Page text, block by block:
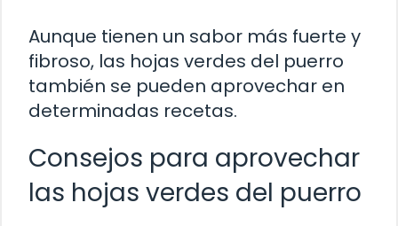
Aunque tienen un sabor más fuerte y
fibroso, las hojas verdes del puerro
también se pueden aprovechar en
determinadas recetas.
Consejos para aprovechar
las hojas verdes del puerro